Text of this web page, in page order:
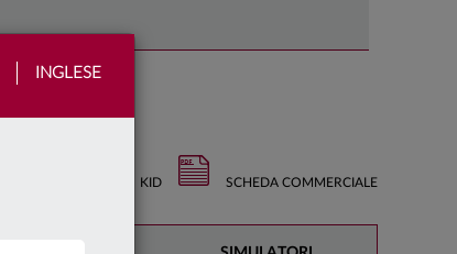
INGLESE
SCHEDA COMMERCIALE
KID